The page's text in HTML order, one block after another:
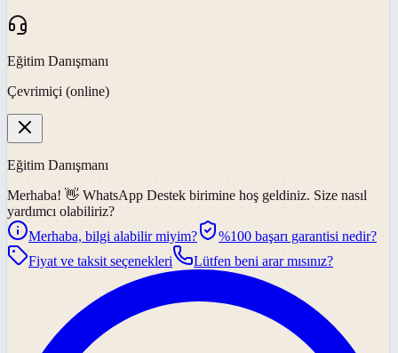
Eğitim Danışmanı
Çevrimiçi (online)
Eğitim Danışmanı
Merhaba! 👋 WhatsApp Destek birimine hoş geldiniz. Size nasıl
yardımcı olabiliriz?
Merhaba, bilgi alabilir miyim?
%100 başarı garantisi nedir?
Fiyat ve taksit seçenekleri
Lütfen beni arar mısınız?